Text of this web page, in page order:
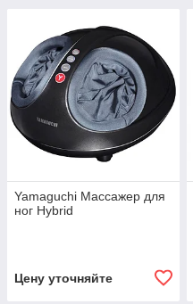
Yamaguchi Массажер для
ног Hybrid
Цену уточняйте